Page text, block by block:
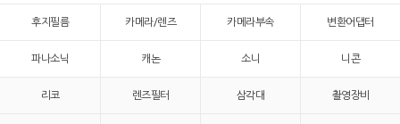
후지필름 카메라/렌즈 카메라부속 변환어댑터
파나소닉 캐논 소니 니콘
리코 렌즈필터 삼각대 촬영장비